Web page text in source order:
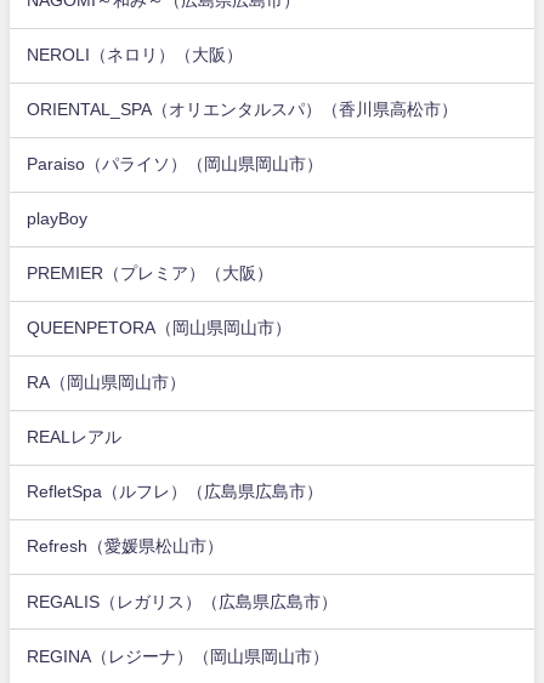
NEROLI（ネロリ）（大阪）
ORIENTAL_SPA（オリエンタルスパ）（香川県高松市）
Paraiso（パライソ）（岡山県岡山市）
playBoy
PREMIER（プレミア）（大阪）
QUEENPETORA（岡山県岡山市）
RA（岡山県岡山市）
REALレアル
RefletSpa（ルフレ）（広島県広島市）
Refresh（愛媛県松山市）
REGALIS（レガリス）（広島県広島市）
REGINA（レジーナ）（岡山県岡山市）